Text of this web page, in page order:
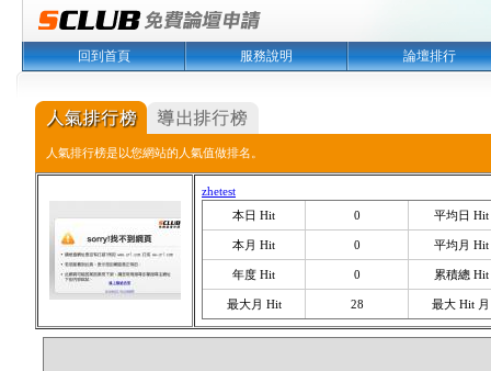
回到首頁 服務說明 論壇排行
人氣排行榜是以您網站的人氣值做排名。
zhetest
本日 Hit
0 平均日 Hit
本月 Hit 0 平均月 Hit
年度 Hit 0 累積總 Hit
最大月 Hit 28 最大 Hit 月